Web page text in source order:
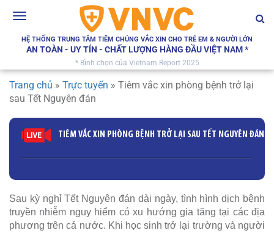
Toggle
HỆ THỐNG TRUNG TÂM TIÊM CHỦNG VẮC XIN CHO TRẺ EM & NGƯỜI LỚN
AN TOÀN - UY TÍN - CHẤT LƯỢNG HÀNG ĐẦU VIỆT NAM *
* Bình chọn của Vietnam Report 2025
Trang chủ » Trực tuyến » Tiêm vắc xin phòng bệnh trở lại
sau Tết Nguyên đán
TIÊM VẮC XIN PHÒNG BỆNH TRỞ LẠI SAU TẾT NGUYÊN ĐÁN
Sau kỳ nghỉ Tết Nguyên đán dài ngày, tình hình dịch bệnh
truyền nhiễm nguy hiểm có xu hướng gia tăng tại các địa
phương trên cả nước. Khi học sinh trở lại trường và người